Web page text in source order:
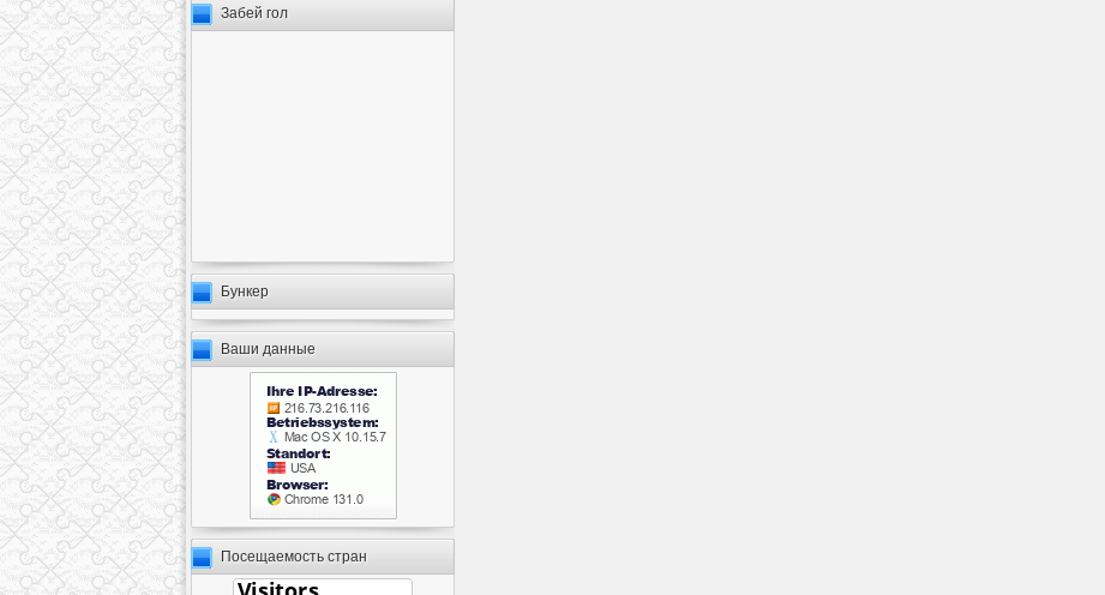
Забей гол
Бункер
Ваши данные
Посещаемость стран